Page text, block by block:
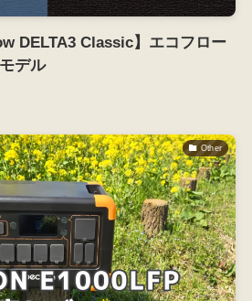
DELTA3 Classic】エコフロー
デル
Other